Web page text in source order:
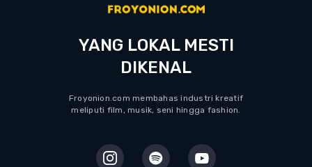
YANG LOKAL MESTI
DIKENAL
Froyonion.com membahas industri kreatif
meliputi film, musik, seni hingga fashion.